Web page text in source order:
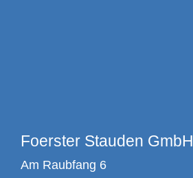
Foerster Stauden GmbH
Am Raubfang 6